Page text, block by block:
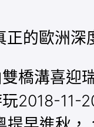
正的歐洲深
橋溝喜迎
2018-11-